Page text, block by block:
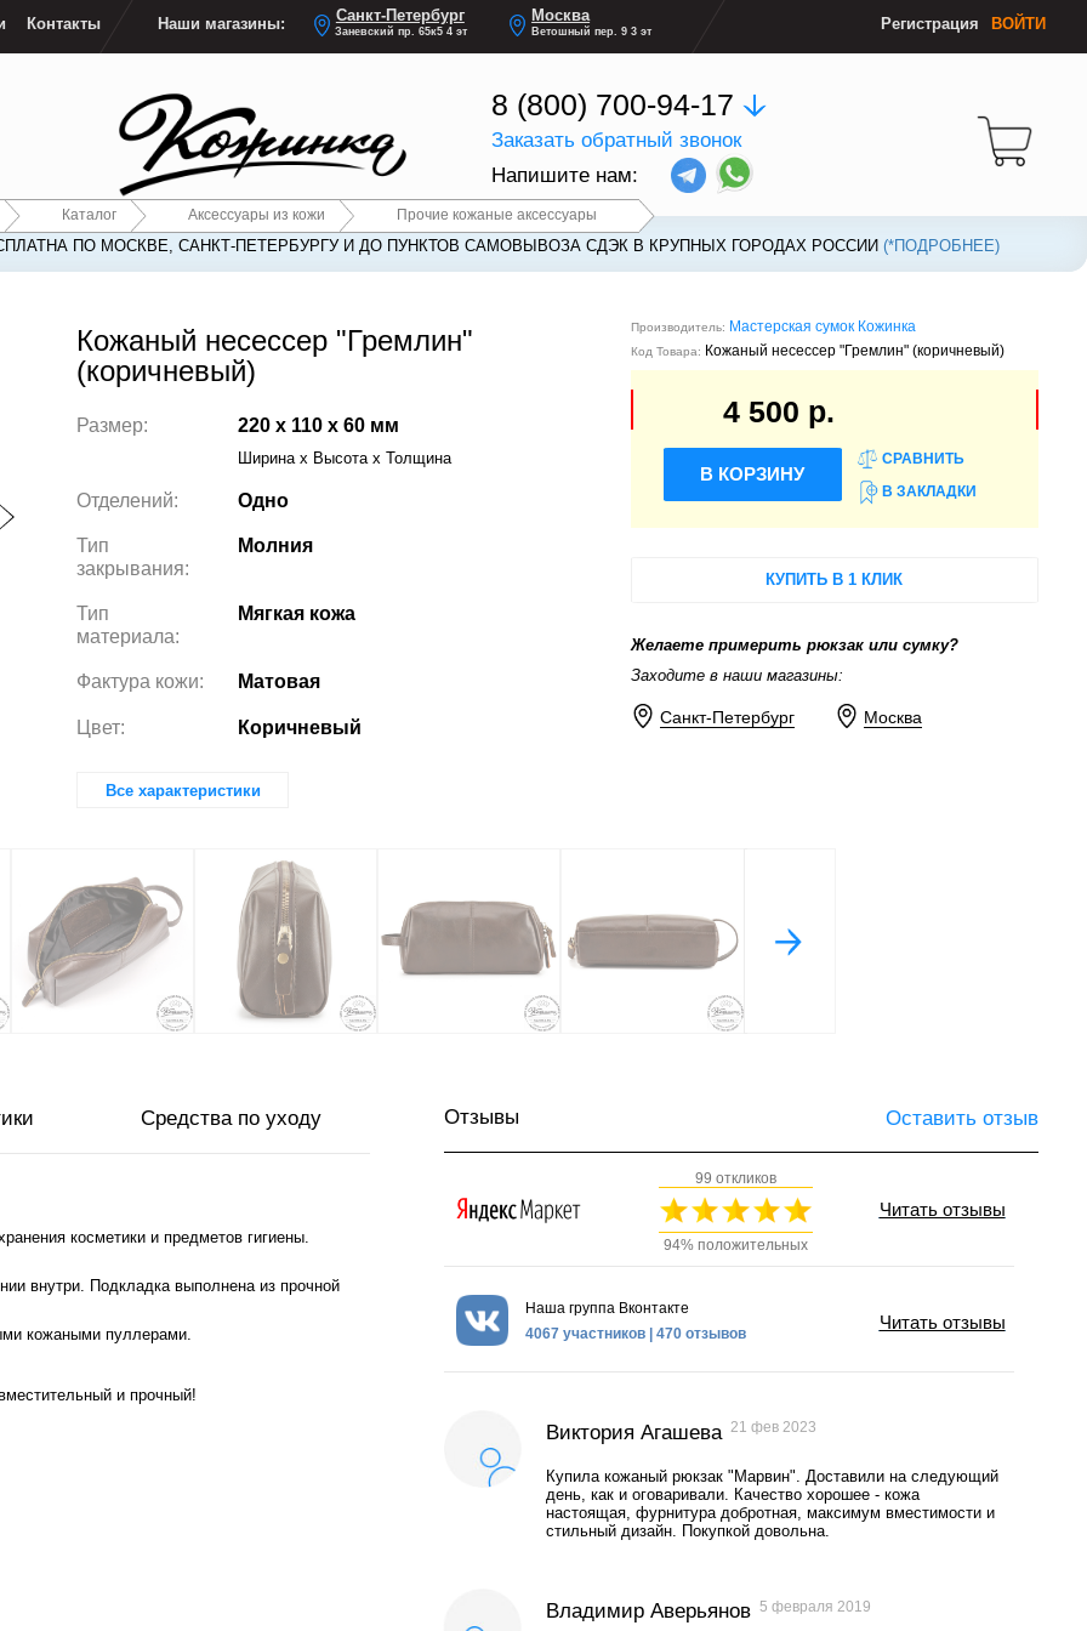
Контакты Наши магазины: Санкт-Петербург
Заневский пр. 65к5 4 эт
Москва
Ветошный пер. 9 3 эт Регистрация ВОЙТИ
8 (800) 700-94-17
Заказать обратный звонок
Напишите нам:
Каталог Аксессуары из кожи Прочие кожаные аксессуары
ПО МОСКВЕ, САНКТ-ПЕТЕРБУРГУ И ДО ПУНКТОВ САМОВЫВОЗА СДЭК В КРУПНЫХ ГОРОДАХ РОССИИ (*ПОДРОБНЕЕ)
ПО МОСКВЕ, САНКТ-ПЕТЕРБУРГУ И ДО ПУНКТОВ САМОВЫВОЗА СДЭК В КРУПНЫХ ГОРОДАХ РОССИИ (*ПОДРОБНЕЕ)
Кожаный несессер "Гремлин"
(коричневый)
Размер: 220 x 110 x 60 мм
Ширина x Высота x Толщина
Отделений: Одно
Тип
закрывания:
Молния
Тип
материала:
Мягкая кожа
Фактура кожи: Матовая
Цвет: Коричневый
Все характеристики
Производитель: Мастерская сумок Кожинка
Код Товара: Кожаный несессер "Гремлин" (коричневый)
4 500 р.
В КОРЗИНУ
СРАВНИТЬ
В ЗАКЛАДКИ
КУПИТЬ В 1 КЛИК
Желаете примерить рюкзак или сумку?
Заходите в наши магазины:
Санкт-Петербург Москва
Средства по уходу
косметики и предметов гигиены.
внутри. Подкладка выполнена из прочной
кожаными пуллерами.
и прочный!
Отзывы Оставить отзыв
99 откликов
94% положительных
Читать отзывы
Наша группа Вконтакте
4067 участников | 470 отзывов
Читать отзывы
Виктория Агашева 21 фев 2023
Купила кожаный рюкзак "Марвин". Доставили на следующий
день, как и оговаривали. Качество хорошее - кожа
настоящая, фурнитура добротная, максимум вместимости и
стильный дизайн. Покупкой довольна.
Владимир Аверьянов 5 февраля 2019